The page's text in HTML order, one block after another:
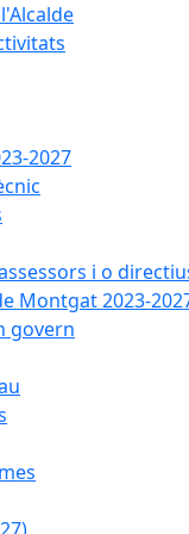
2027
i o
Montgat 2023-
govern